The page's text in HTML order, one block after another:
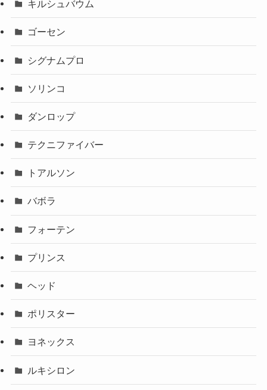
キルシュバウム
ゴーセン
シグナムプロ
ソリンコ
ダンロップ
テクニファイバー
トアルソン
バボラ
フォーテン
プリンス
ヘッド
ポリスター
ヨネックス
ルキシロン